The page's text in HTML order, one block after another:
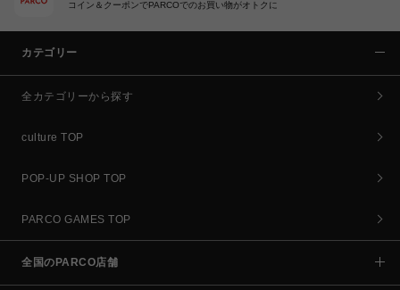
コイン＆クーポンでPARCOでのお買い物がオトクに
カテゴリー
全カテゴリーから探す
culture TOP
POP-UP SHOP TOP
PARCO GAMES TOP
全国のPARCO店舗